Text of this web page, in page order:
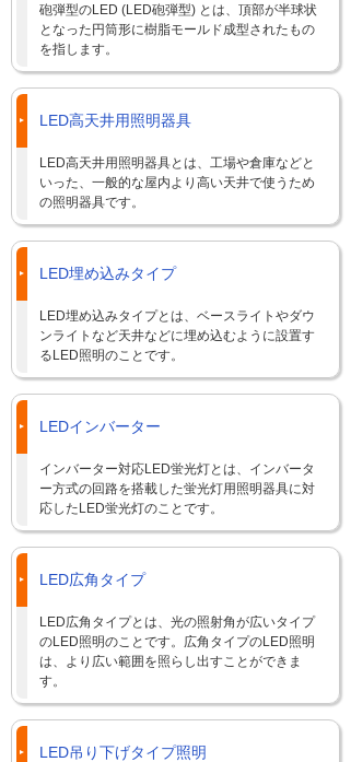
砲弾型のLED (LED砲弾型) とは、頂部が半球状
となった円筒形に樹脂モールド成型されたもの
を指します。
LED高天井用照明器具
LED高天井用照明器具とは、工場や倉庫などと
いった、一般的な屋内より高い天井で使うため
の照明器具です。
LED埋め込みタイプ
LED埋め込みタイプとは、ベースライトやダウ
ンライトなど天井などに埋め込むように設置す
るLED照明のことです。
LEDインバーター
インバーター対応LED蛍光灯とは、インバータ
ー方式の回路を搭載した蛍光灯用照明器具に対
応したLED蛍光灯のことです。
LED広角タイプ
LED広角タイプとは、光の照射角が広いタイプ
のLED照明のことです。広角タイプのLED照明
は、より広い範囲を照らし出すことができま
す。
LED吊り下げタイプ照明